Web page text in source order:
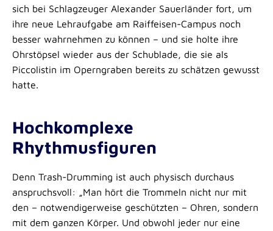
sich bei Schlagzeuger Alexander Sauerländer fort, um
ihre neue Lehraufgabe am Raiffeisen-Campus noch
besser wahrnehmen zu können – und sie holte ihre
Ohrstöpsel wieder aus der Schublade, die sie als
Piccolistin im Operngraben bereits zu schätzen gewusst
hatte.
Hochkomplexe
Rhythmusfiguren
Denn Trash-Drumming ist auch physisch durchaus
anspruchsvoll: „Man hört die Trommeln nicht nur mit
den – notwendigerweise geschützten – Ohren, sondern
mit dem ganzen Körper. Und obwohl jeder nur eine